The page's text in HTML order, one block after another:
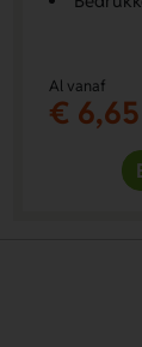
Al vanaf
€ 6,65